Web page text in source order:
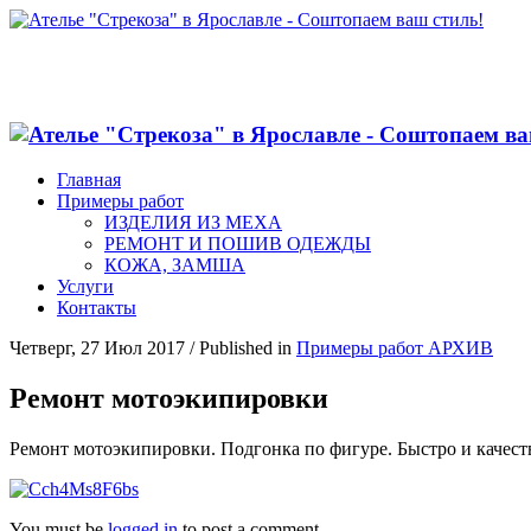
Главная
Примеры работ
ИЗДЕЛИЯ ИЗ МЕХА
РЕМОНТ И ПОШИВ ОДЕЖДЫ
КОЖА, ЗАМША
Услуги
Контакты
Четверг, 27 Июл 2017 /Published in Примеры работ АРХИВ
Ремонт мотоэкипировки
Ремонт мотоэкипировки. Подгонка по фигуре. Быстро и